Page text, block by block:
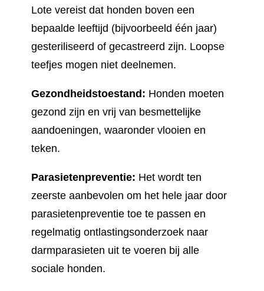
Lote vereist dat honden boven een
bepaalde leeftijd (bijvoorbeeld één jaar)
gesteriliseerd of gecastreerd zijn. Loopse
teefjes mogen niet deelnemen.
Gezondheidstoestand: Honden moeten
gezond zijn en vrij van besmettelijke
aandoeningen, waaronder vlooien en
teken.
Parasietenpreventie: Het wordt ten
zeerste aanbevolen om het hele jaar door
parasietenpreventie toe te passen en
regelmatig ontlastingsonderzoek naar
darmparasieten uit te voeren bij alle
sociale honden.